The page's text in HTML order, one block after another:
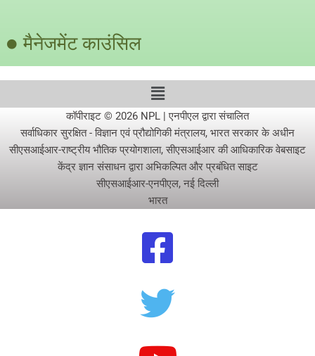
मैनेजमेंट काउंसिल
कॉपीराइट © 2026 NPL | एनपीएल द्वारा संचालित
सर्वाधिकार सुरक्षित - विज्ञान एवं प्रौद्योगिकी मंत्रालय, भारत सरकार के अधीन
सीएसआईआर-राष्ट्रीय भौतिक प्रयोगशाला, सीएसआईआर की आधिकारिक वेबसाइट
केंद्र ज्ञान संसाधन द्वारा अभिकल्पित और प्रबंधित साइट
सीएसआईआर-एनपीएल, नई दिल्ली
भारत